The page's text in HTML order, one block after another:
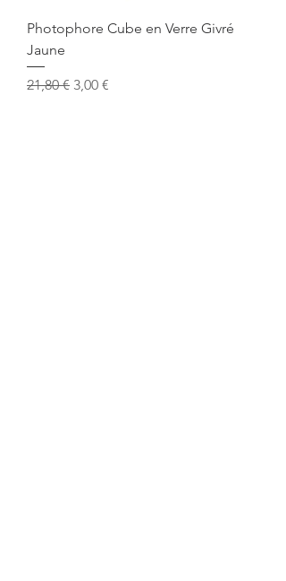
Photophore Cube en Verre Givré
Jaune
Prix original
21,80 € Prix promotionnel
3,00 €